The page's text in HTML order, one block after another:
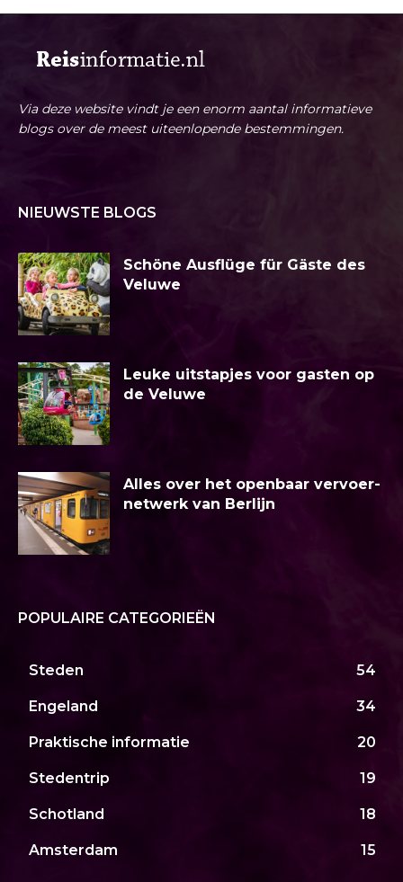
Via deze website vindt je een enorm aantal informatieve
blogs over de meest uiteenlopende bestemmingen.
NIEUWSTE BLOGS
Schöne Ausflüge für Gäste des
Veluwe
Leuke uitstapjes voor gasten op
de Veluwe
Alles over het openbaar vervoer-
netwerk van Berlijn
POPULAIRE CATEGORIEËN
Steden 54
Engeland 34
Praktische informatie 20
Stedentrip 19
Schotland 18
Amsterdam 15